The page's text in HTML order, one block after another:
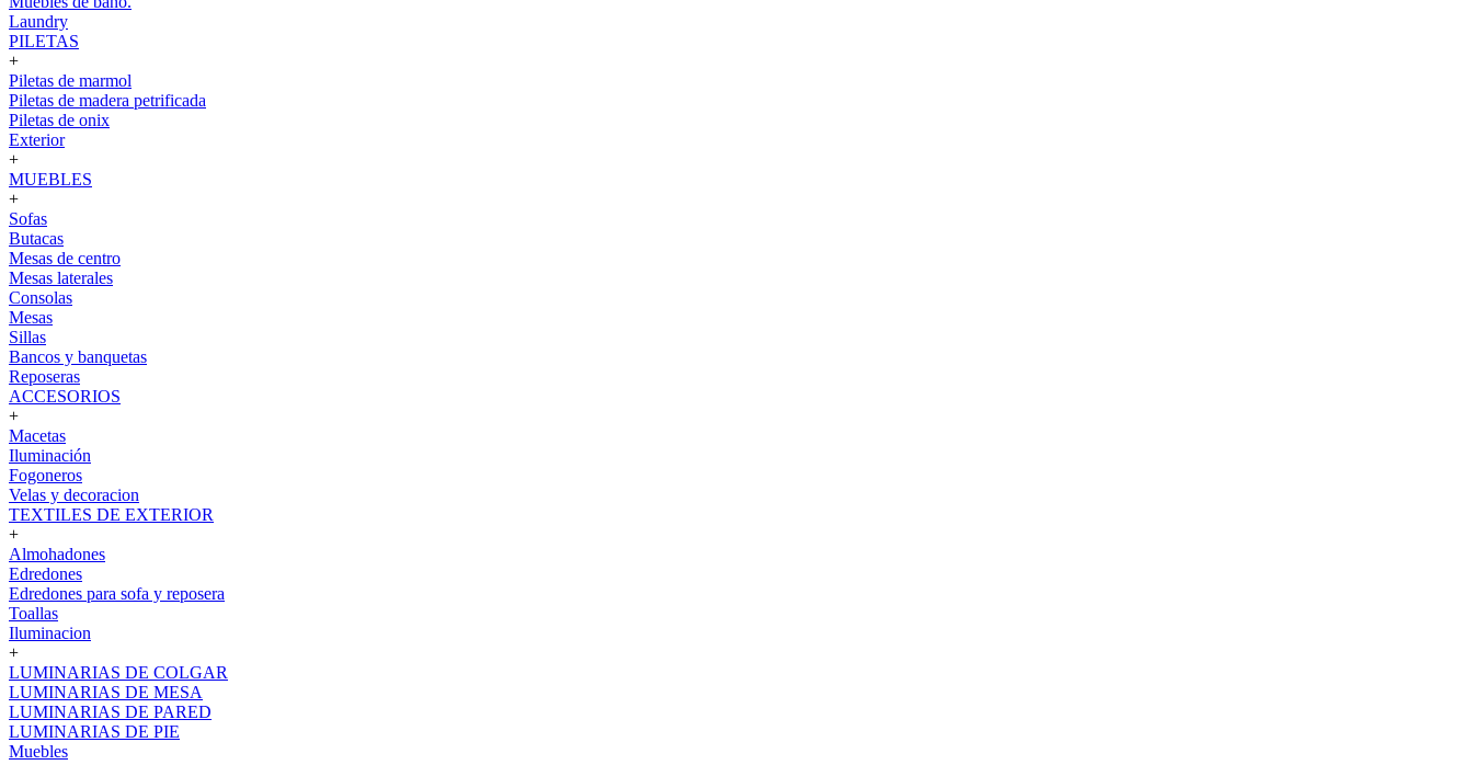
Laundry
PILETAS
+
Piletas de marmol
Piletas de madera petrificada
Piletas de onix
Exterior
+
MUEBLES
+
Sofas
Butacas
Mesas de centro
Mesas laterales
Consolas
Mesas
Sillas
Bancos y banquetas
Reposeras
ACCESORIOS
+
Macetas
Iluminación
Fogoneros
Velas y decoracion
TEXTILES DE EXTERIOR
+
Almohadones
Edredones
Edredones para sofa y reposera
Toallas
Iluminacion
+
LUMINARIAS DE COLGAR
LUMINARIAS DE MESA
LUMINARIAS DE PARED
LUMINARIAS DE PIE
Muebles